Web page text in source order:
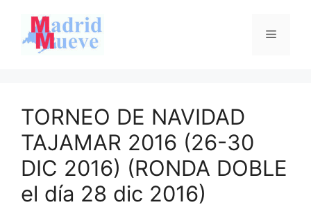
contenido
Menú
TORNEO DE NAVIDAD
TAJAMAR 2016 (26-30
DIC 2016) (RONDA DOBLE
el día 28 dic 2016)